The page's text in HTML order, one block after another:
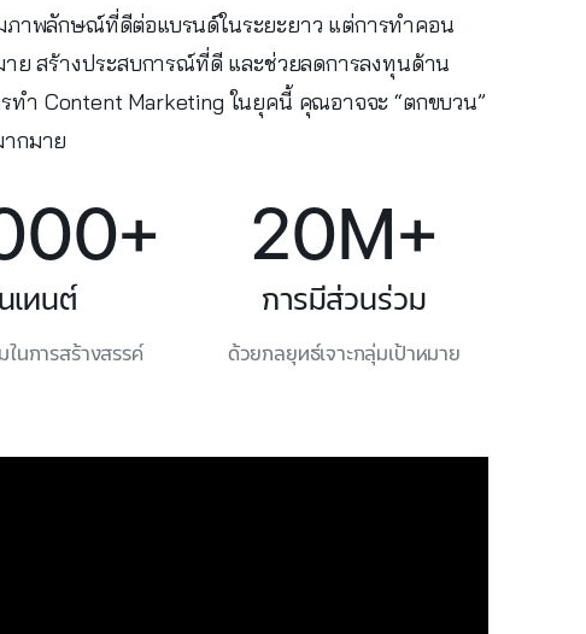
ภาพลักษณ์ที่ดีต่อแบรนด์ในระยะยาว แต่การทำคอน
าย สร้างประสบการณ์ที่ดี และช่วยลดการลงทุนด้าน
ำ Content Marketing ในยุคนี้ คุณอาจจะ “ตกขบวน”
กมาย
เทนต์
ในการสร้างสรรค์
20M+
การมีส่วนร่วม
ด้วยกลยุทธ์เจาะกลุ่มเป้าหมาย